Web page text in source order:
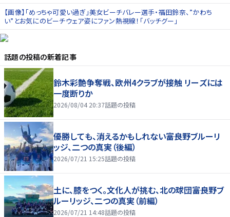
【画像】「めっちゃ可愛い過ぎ」美女ビーチバレー選手・福田鈴奈、”かわち
い”とお気にのビーチウェア姿にファン熱視線！「バッチグー」
話題の投稿の新着記事
鈴木彩艶争奪戦、欧州4クラブが接触 リーズには
一度断りか
2026/08/04 20:37話題の投稿
優勝しても、消えるかもしれない――富良野ブルーリ
ッジ、二つの真実（後編）
2026/07/21 15:25話題の投稿
土に、膝をつく。文化人が挑む、北の球団――富良野ブ
ルーリッジ、二つの真実（前編）
2026/07/21 14:48話題の投稿